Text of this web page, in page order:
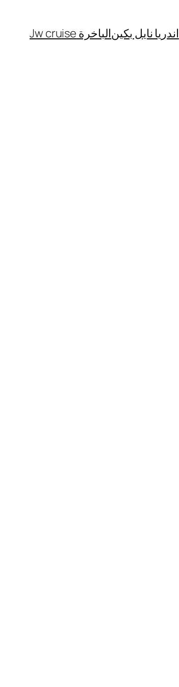
اندريا نايل بكينالباخرة Jw cruise